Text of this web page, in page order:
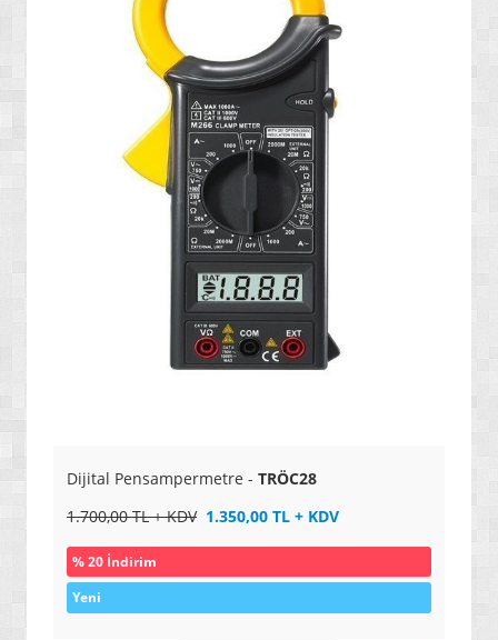
» ARAÇ / OTO ÜRÜNLERİ
» YENİ NESİL ELEKTRİK SÜPÜRGELERİ
» SU ARITMA / ÜRETİM / TASARRUF ÜRÜNLERİ
» GAZ ALARM SİSTEMLERİ
» HAŞERE YOK EDİCİ / KOVUCULAR
» YENİ NESİL DİKİŞ MAKİNELERİ
» MASAJ YATAKLARI
» KİŞİSEL MASAJ ÜRÜNLERİ
» EĞİTİM VE ÖĞRETİM SETLERİ
» YENİ NESİL AKILLI ÇAMAŞIR MAKİNELERİ
» NO FROST BUZDOLAPLARI / DONDURUCULAR
Dijital Pensampermetre - TRÖC28
1.700,00 TL + KDV 1.350,00 TL + KDV
% 20 İndirim
Yeni